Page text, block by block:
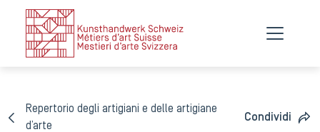
Repertorio degli artigiani e delle artigiane
d’arte
Condividi